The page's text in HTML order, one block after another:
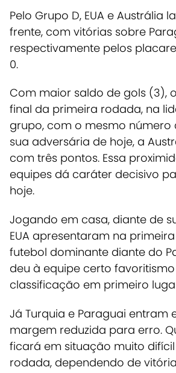
Pelo Grupo D, EUA e Austrália
frente, com vitórias sobre
respectivamente pelos
0.
Com maior saldo de gols (3),
final da primeira rodada, na
grupo, com o mesmo número
sua adversária de hoje, a
com três pontos. Essa
equipes dá caráter decisivo
hoje.
Jogando em casa, diante de
EUA apresentaram na
futebol dominante diante do
deu à equipe certo
classificação em primeiro
Já Turquia e Paraguai entram
margem reduzida para erro.
ficará em situação muito
rodada, dependendo de